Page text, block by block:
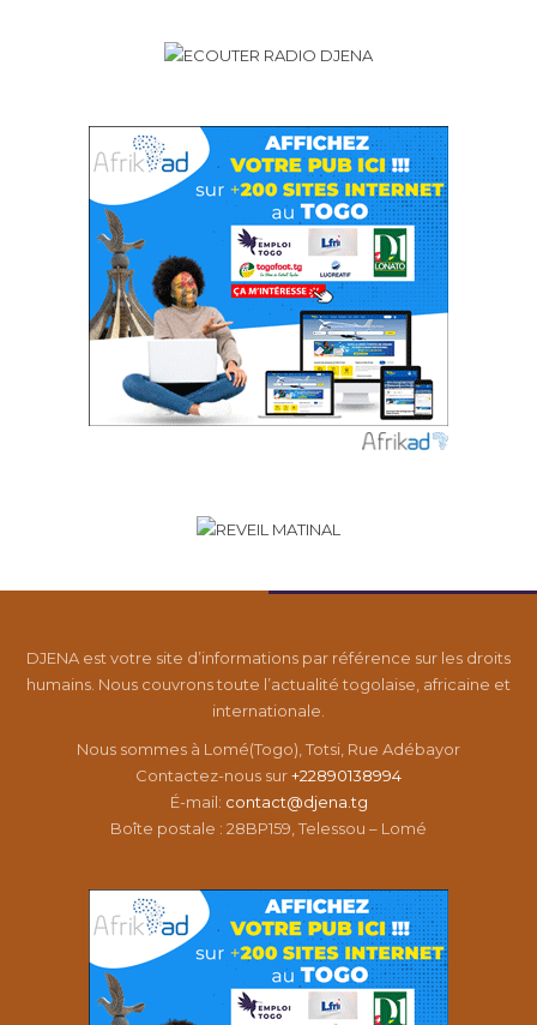
DJENA est votre site d’informations par référence sur les droits
humains. Nous couvrons toute l’actualité togolaise, africaine et
internationale.
Nous sommes à Lomé(Togo), Totsi, Rue Adébayor
Contactez-nous sur+22890138994
É-mail: contact@djena.tg
Boîte postale : 28BP159, Telessou – Lomé